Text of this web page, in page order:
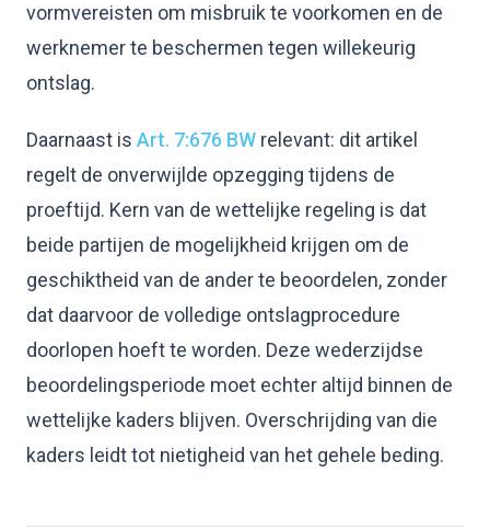
vormvereisten om misbruik te voorkomen en de
werknemer te beschermen tegen willekeurig
ontslag.
Daarnaast is Art. 7:676 BW relevant: dit artikel
regelt de onverwijlde opzegging tijdens de
proeftijd. Kern van de wettelijke regeling is dat
beide partijen de mogelijkheid krijgen om de
geschiktheid van de ander te beoordelen, zonder
dat daarvoor de volledige ontslagprocedure
doorlopen hoeft te worden. Deze wederzijdse
beoordelingsperiode moet echter altijd binnen de
wettelijke kaders blijven. Overschrijding van die
kaders leidt tot nietigheid van het gehele beding.